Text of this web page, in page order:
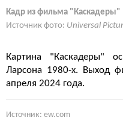
Кадр из фильма "Каскадеры"
Источник фото: Universal
Картина "Каскадеры"
Ларсона 1980-х. Выход
апреля 2024 года.
Источник: ew.com